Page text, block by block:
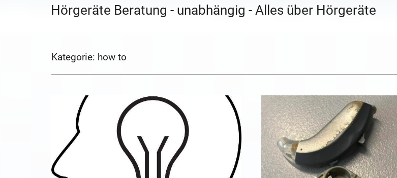
Hörgeräte Beratung - unabhängig - Alles über Hörgeräte
Kategorie: how to